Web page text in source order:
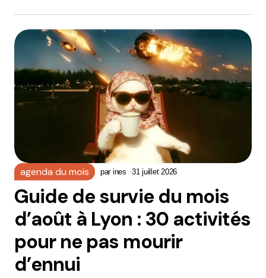
agenda du mois par ines 31 juillet 2026
Guide de survie du mois
d’août à Lyon : 30 activités
pour ne pas mourir
d’ennui